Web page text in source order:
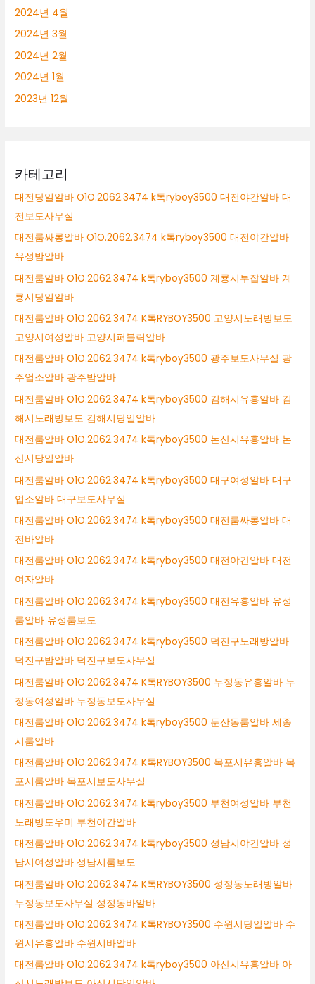
2024년 4월
2024년 3월
2024년 2월
2024년 1월
2023년 12월
카테고리
대전당일알바 O1O.2062.3474 k톡ryboy3500 대전야간알바 대
전보도사무실
대전룸싸롱알바 O1O.2062.3474 k톡ryboy3500 대전야간알바
유성밤알바
대전룸알바 O1O.2062.3474 k톡ryboy3500 계룡시투잡알바 계
룡시당일알바
대전룸알바 O1O.2062.3474 K톡RYBOY3500 고양시노래방보도
고양시여성알바 고양시퍼블릭알바
대전룸알바 O1O.2062.3474 k톡ryboy3500 광주보도사무실 광
주업소알바 광주밤알바
대전룸알바 O1O.2062.3474 k톡ryboy3500 김해시유흥알바 김
해시노래방보도 김해시당일알바
대전룸알바 O1O.2062.3474 k톡ryboy3500 논산시유흥알바 논
산시당일알바
대전룸알바 O1O.2062.3474 k톡ryboy3500 대구여성알바 대구
업소알바 대구보도사무실
대전룸알바 O1O.2062.3474 k톡ryboy3500 대전룸싸롱알바 대
전바알바
대전룸알바 O1O.2062.3474 k톡ryboy3500 대전야간알바 대전
여자알바
대전룸알바 O1O.2062.3474 k톡ryboy3500 대전유흥알바 유성
룸알바 유성룸보도
대전룸알바 O1O.2062.3474 k톡ryboy3500 덕진구노래방알바
덕진구밤알바 덕진구보도사무실
대전룸알바 O1O.2062.3474 K톡RYBOY3500 두정동유흥알바 두
정동여성알바 두정동보도사무실
대전룸알바 O1O.2062.3474 k톡ryboy3500 둔산동룸알바 세종
시룸알바
대전룸알바 O1O.2062.3474 K톡RYBOY3500 목포시유흥알바 목
포시룸알바 목포시보도사무실
대전룸알바 O1O.2062.3474 k톡ryboy3500 부천여성알바 부천
노래방도우미 부천야간알바
대전룸알바 O1O.2062.3474 k톡ryboy3500 성남시야간알바 성
남시여성알바 성남시룸보도
대전룸알바 O1O.2062.3474 K톡RYBOY3500 성정동노래방알바
두정동보도사무실 성정동바알바
대전룸알바 O1O.2062.3474 K톡RYBOY3500 수원시당일알바 수
원시유흥알바 수원시바알바
대전룸알바 O1O.2062.3474 k톡ryboy3500 아산시유흥알바 아